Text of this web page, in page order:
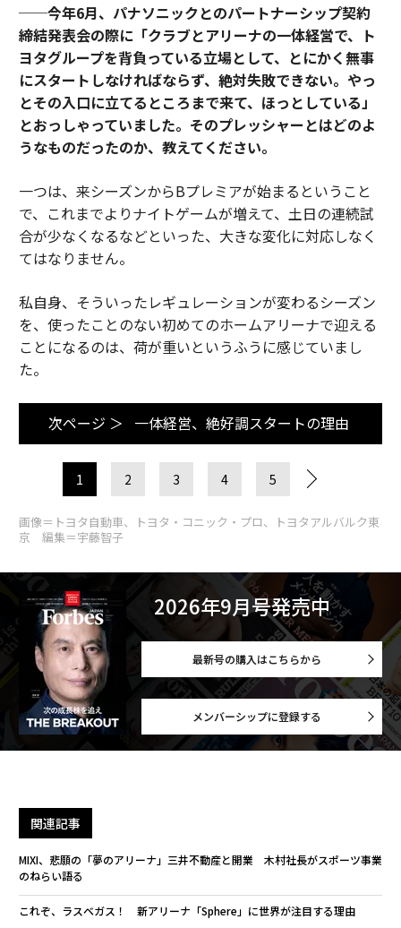
──今年6月、パナソニックとのパートナーシップ契約
締結発表会の際に「クラブとアリーナの一体経営で、ト
ヨタグループを背負っている立場として、とにかく無事
にスタートしなければならず、絶対失敗できない。やっ
とその入口に立てるところまで来て、ほっとしている」
とおっしゃっていました。そのプレッシャーとはどのよ
うなものだったのか、教えてください。
一つは、来シーズンからBプレミアが始まるということ
で、これまでよりナイトゲームが増えて、土日の連続試
合が少なくなるなどといった、大きな変化に対応しなく
てはなりません。
私自身、そういったレギュレーションが変わるシーズン
を、使ったことのない初めてのホームアリーナで迎える
ことになるのは、荷が重いというふうに感じていまし
た。
次ページ ＞ 一体経営、絶好調スタートの理由
1 2 3 4 5
画像＝トヨタ自動車、トヨタ・コニック・プロ、トヨタアルバルク東
京 編集＝宇藤智子
2026年9月号発売中
最新号の購入はこちらから
メンバーシップに登録する
関連記事
MIXI、悲願の「夢のアリーナ」三井不動産と開業 木村社長がスポーツ事業
のねらい語る
これぞ、ラスベガス！ 新アリーナ「Sphere」に世界が注目する理由